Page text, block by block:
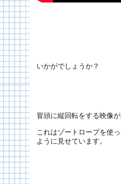
いかがでしょうか？
冒頭に縦回転をする映像が
これはゾートロープを使
ように見せています。